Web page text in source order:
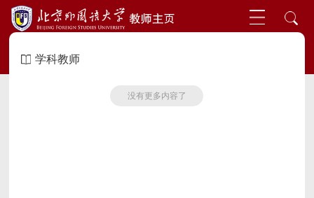
学科教师
没有更多内容了